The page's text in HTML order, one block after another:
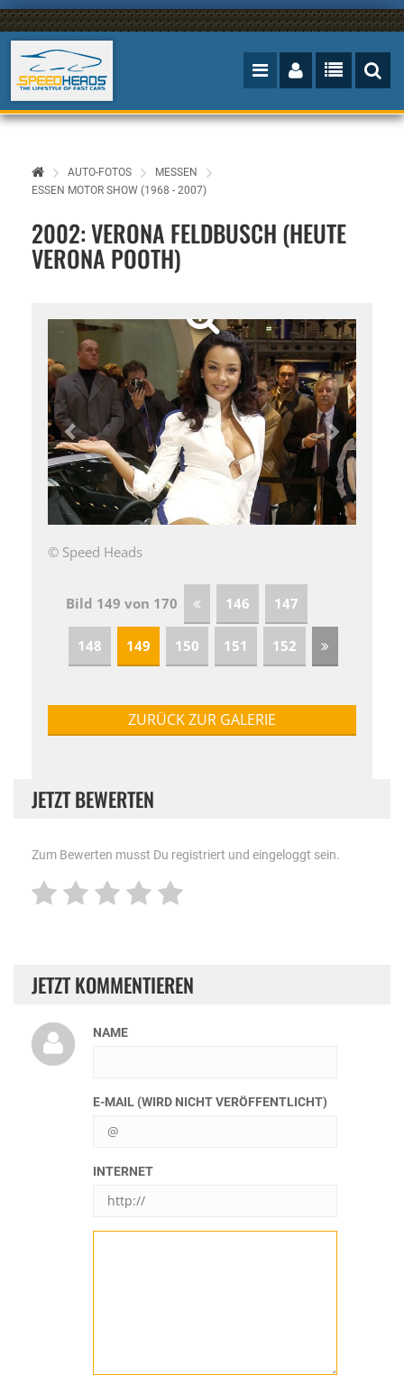
AUTO-FOTOS
MESSEN
ESSEN MOTOR SHOW (1968 - 2007)
2002: VERONA FELDBUSCH (HEUTE
VERONA POOTH)
© Speed Heads
Bild 149 von 170 146 147
148 149 150 151 152
ZURÜCK ZUR GALERIE
JETZT BEWERTEN
Zum Bewerten musst Du registriert und eingeloggt sein.
JETZT KOMMENTIEREN
NAME
E-MAIL (WIRD NICHT VERÖFFENTLICHT)
INTERNET